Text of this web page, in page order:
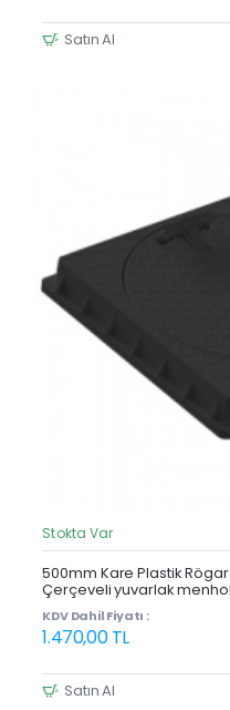
Satın Al
Stokta Var
500mm Kare Plastik
Çerçeveli yuvarlak menhol
KDV Dahil Fiyatı :
1.470,00 TL
Satın Al